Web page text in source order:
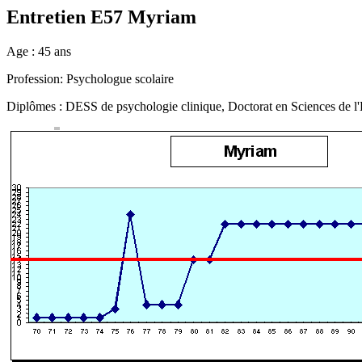
Entretien E57 Myriam
Age : 45 ans
Profession: Psychologue scolaire
Diplômes : DESS de psychologie clinique, Doctorat en Sciences de